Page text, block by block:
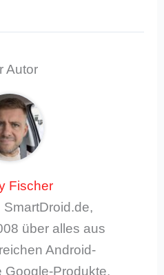
Autor
Fischer
über alles aus
Android-
Google-Produkte,